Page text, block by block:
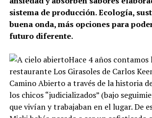
ansiedad y absorben sabores
sistema de producción. Ecología,
buena onda, más opciones para
futuro diferente.
Hace 4 años
restaurante Los Girasoles de Carlos
Camino Abierto a través de la historia
los chicos “judicializados” (bajo
que vivían y trabajaban en el lugar. De